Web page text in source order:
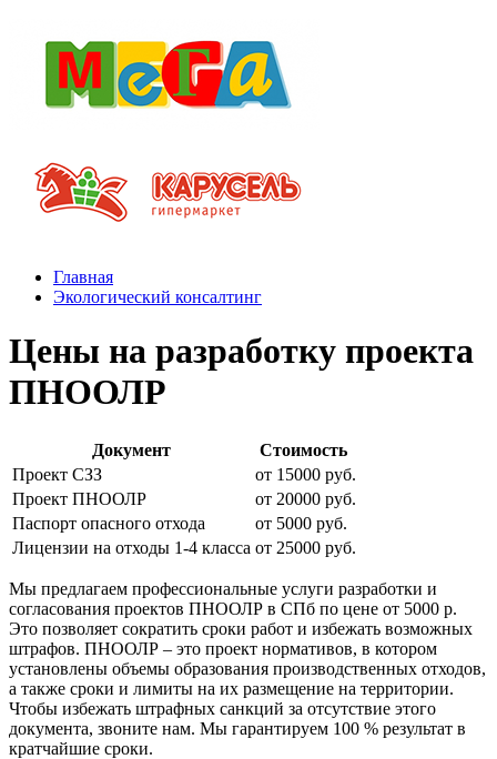
Главная
Экологический консалтинг
Цены на разработку проекта
ПНООЛР
Документ
Стоимость
Проект СЗЗ
от 15000 руб.
Проект ПНООЛР
от 20000 руб.
Паспорт опасного отхода
от 5000 руб.
Лицензии на отходы 1-4 класса от 25000 руб.
Мы предлагаем профессиональные услуги разработки и
согласования проектов ПНООЛР в СПб по цене от 5000 р.
Это позволяет сократить сроки работ и избежать возможных
штрафов. ПНООЛР – это проект нормативов, в котором
установлены объемы образования производственных отходов,
а также сроки и лимиты на их размещение на территории.
Чтобы избежать штрафных санкций за отсутствие этого
документа, звоните нам. Мы гарантируем 100 % результат в
кратчайшие сроки.